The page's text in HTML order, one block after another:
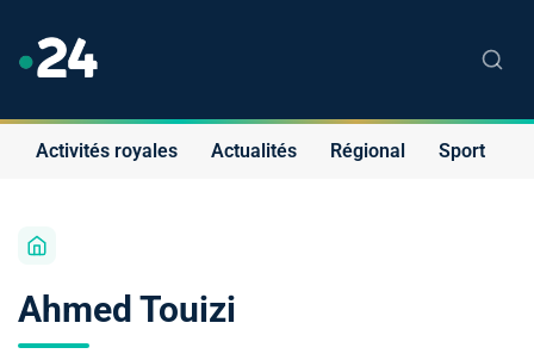
Activités royales Actualités Régional Sport
Ahmed Touizi